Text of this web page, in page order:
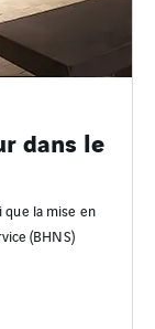
dans le
que la mise en
(BHNS)